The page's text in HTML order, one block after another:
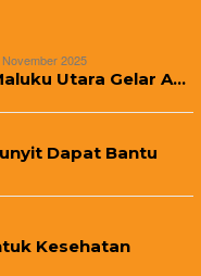
2025
Utara Gelar A…
Dapat Bantu
Kesehatan